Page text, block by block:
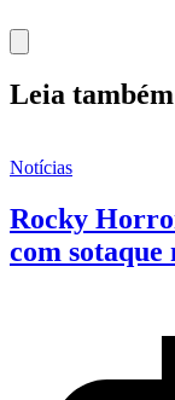
Leia também
Notícias
Rocky
com sotaque